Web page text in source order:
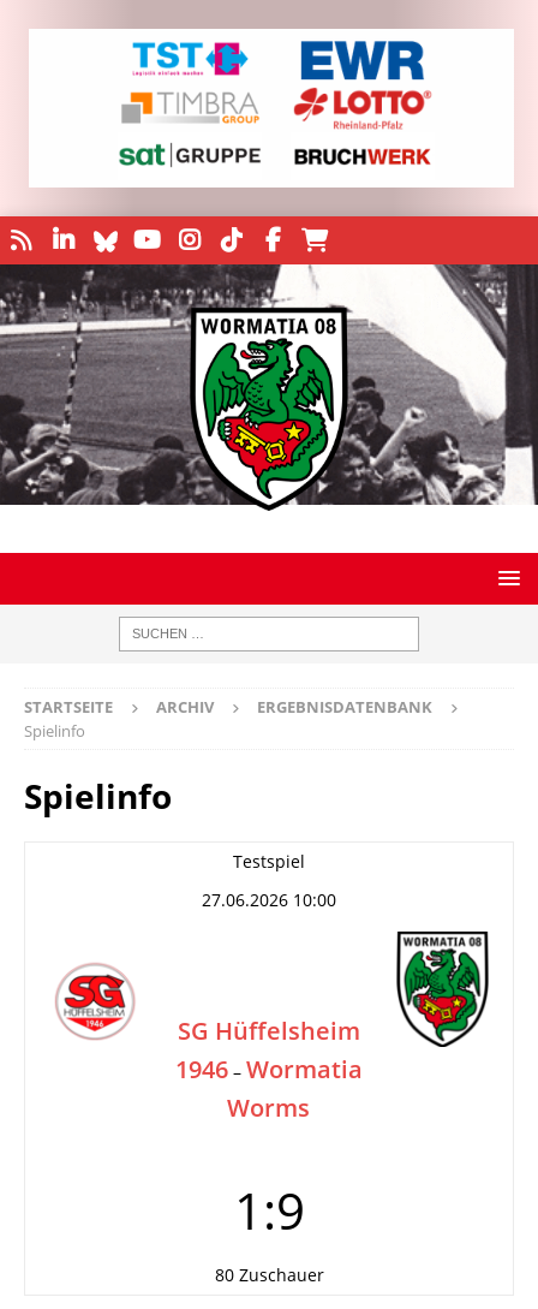
STARTSEITE ARCHIV
ERGEBNISDATENBANK
Spielinfo
Spielinfo
Testspiel
27.06.2026 10:00
SG Hüffelsheim
1946 – Wormatia
Worms
1:9
80 Zuschauer